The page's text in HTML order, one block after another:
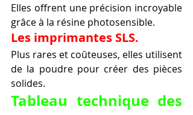
Elles offrent une précision incroyable
grâce à la résine photosensible.
Les imprimantes SLS.
Plus rares et coûteuses, elles utilisent
de la poudre pour créer des pièces
solides.
Tableau technique des